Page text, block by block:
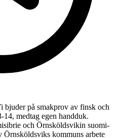
på smakprov av finsk och
medtag egen handduk.
och Örnsköldsvikin suomi-
Örnsköldsviks kommuns arbete